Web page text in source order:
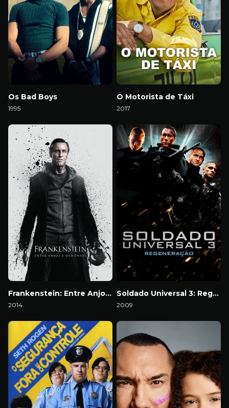
Os Bad Boys
1995
O Motorista de Táxi
2017
Frankenstein: Entre Anjos e Demônios
2014
Soldado Universal 3: Regeneração
2009